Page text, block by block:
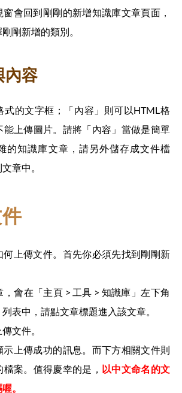
會回到剛剛的新增知識庫文章頁面，
剛新增的類別。
內容
式的文字框；「內容」則可以HTML格
能上傳圖片。請將「內容」當做是簡單
的知識庫文章，請另外儲存成文件檔
章中。
何上傳文件。首先你必須先找到剛剛新
會在「主頁 > 工具 > 知識庫」左下角
表中，請點文章標題進入該文章。
文件。
示上傳成功的訊息。而下方相關文件則
案。值得慶幸的是， 以中文命名的文
。